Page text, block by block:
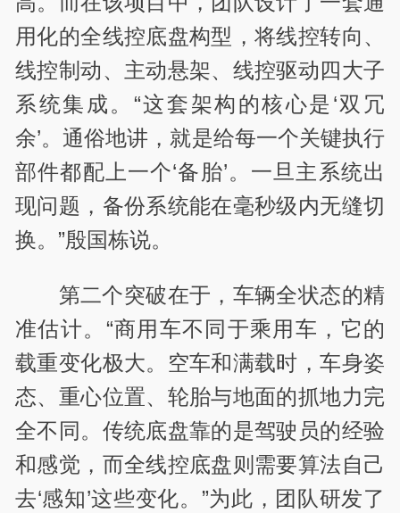
用化的全线控底盘构型，将线控转向、
线控制动、主动悬架、线控驱动四大子
系统集成。“这套架构的核心是‘双冗
余’。通俗地讲，就是给每一个关键执行
部件都配上一个‘备胎’。一旦主系统出
现问题，备份系统能在毫秒级内无缝切
换。”殷国栋说。
第二个突破在于，车辆全状态的精
准估计。“商用车不同于乘用车，它的
载重变化极大。空车和满载时，车身姿
态、重心位置、轮胎与地面的抓地力完
全不同。传统底盘靠的是驾驶员的经验
和感觉，而全线控底盘则需要算法自己
去‘感知’这些变化。”为此，团队研发了